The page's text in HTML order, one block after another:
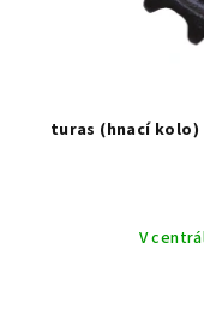
turas (hnací kolo)
V